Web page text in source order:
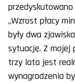
„Wzrost płacy
były dwa
sytuację. Z mojej
trzy lata jest
wynagrodzenia